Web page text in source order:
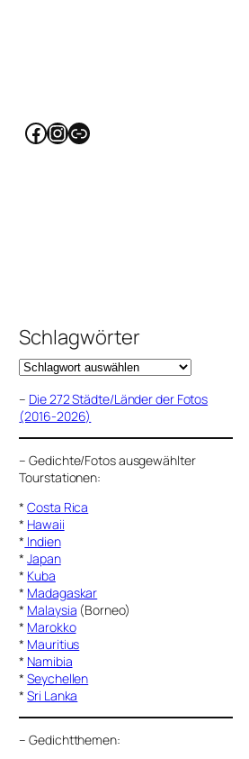
Facebook
Instagram
Link
Schlagwörter
– Die 272 Städte/Länder der Fotos
(2016-2026)
–Gedichte/Fotos ausgewählter
Tourstationen:
*Costa Rica
* Hawaii
* Indien
*Japan
* Kuba
* Madagaskar
* Malaysia (Borneo)
* Marokko
* Mauritius
* Namibia
*Seychellen
*Sri Lanka
–Gedichtthemen: